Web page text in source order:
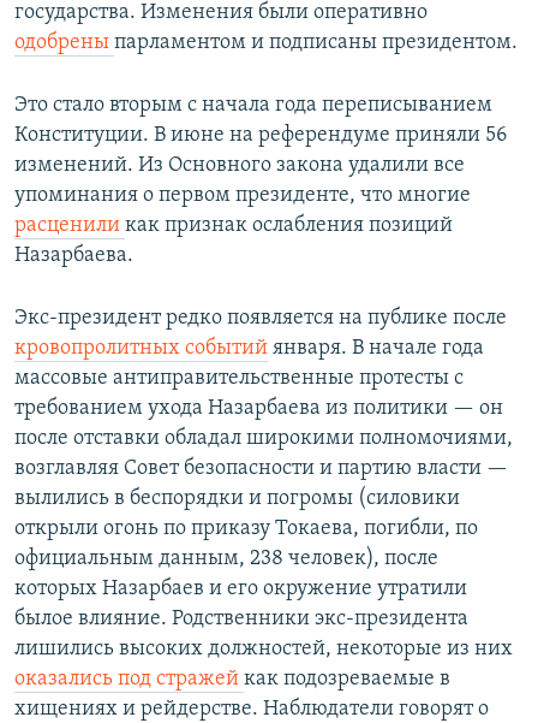
государства. Изменения были оперативно
одобрены парламентом и подписаны президентом.
Это стало вторым с начала года переписыванием
Конституции. В июне на референдуме приняли 56
изменений. Из Основного закона удалили все
упоминания о первом президенте, что многие
расценили как признак ослабления позиций
Назарбаева.
Экс-президент редко появляется на публике после
кровопролитных событий января. В начале года
массовые антиправительственные протесты с
требованием ухода Назарбаева из политики — он
после отставки обладал широкими полномочиями,
возглавляя Совет безопасности и партию власти —
вылились в беспорядки и погромы (силовики
открыли огонь по приказу Токаева, погибли, по
официальным данным, 238 человек), после
которых Назарбаев и его окружение утратили
былое влияние. Родственники экс-президента
лишились высоких должностей, некоторые из них
оказались под стражей как подозреваемые в
хищениях и рейдерстве. Наблюдатели говорят о